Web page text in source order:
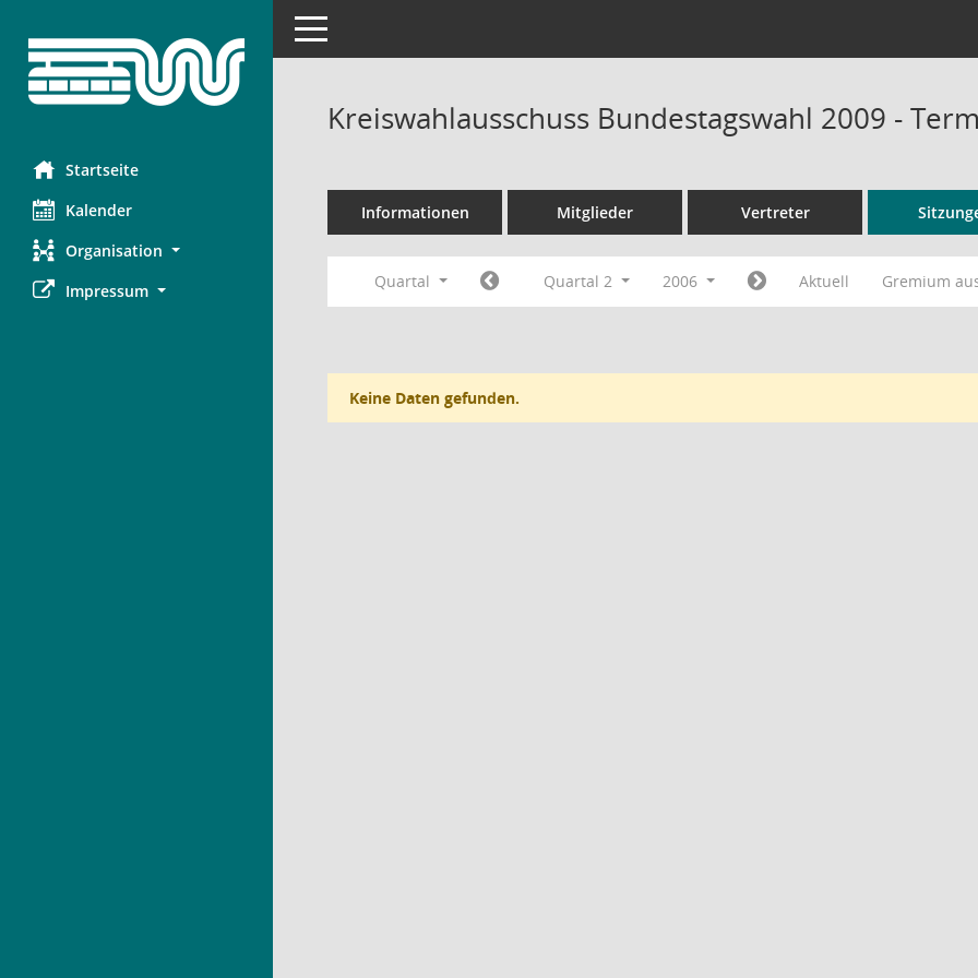
Startseite
Kalender
Organisation
Impressum
Toggle navigation
Kreiswahlausschuss Bundestagswahl 2009 -
Informationen Mitglieder Vertreter
Quartal Quartal 2 2006 Aktuell Gremium
Keine Daten gefunden.